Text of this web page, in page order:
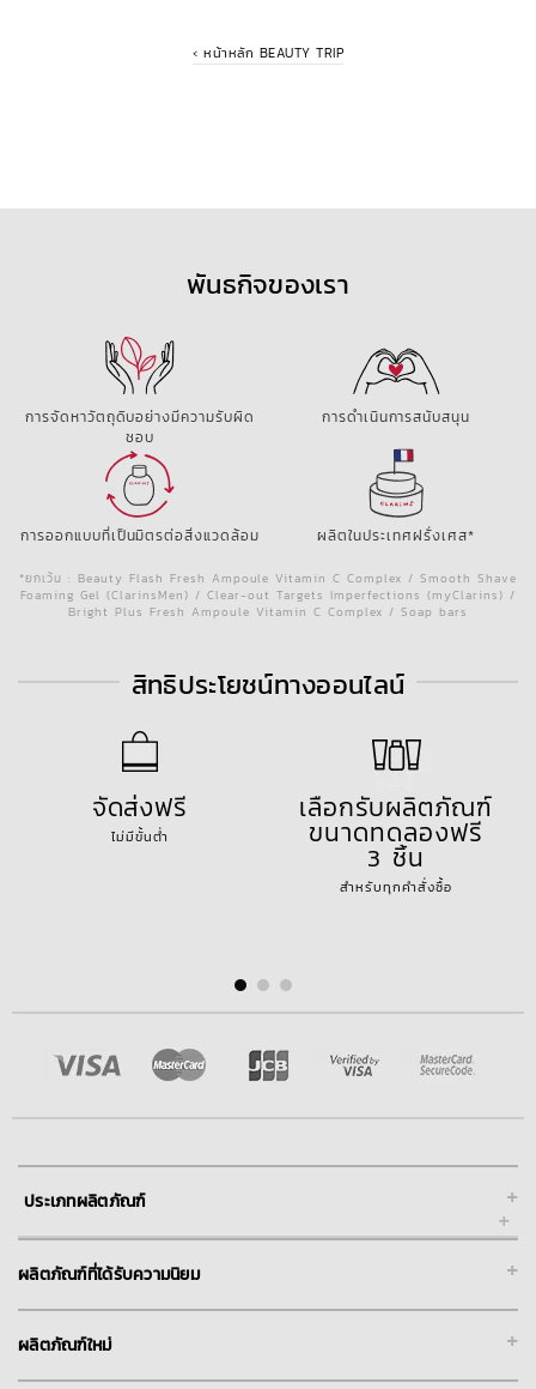
‹ หน้าหลัก BEAUTY TRIP
พันธกิจของเรา
การจัดหาวัตถุดิบอย่างมีความรับผิด
ชอบ
การดำเนินการสนับสนุน
การออกแบบที่เป็นมิตรต่อสิ่งแวดล้อม ผลิตในประเทศฝรั่งเศส*
*ยกเว้น : Beauty Flash Fresh Ampoule Vitamin C Complex / Smooth Shave
Foaming Gel (ClarinsMen) / Clear-out Targets Imperfections (myClarins) /
Bright Plus Fresh Ampoule Vitamin C Complex / Soap bars
สิทธิประโยชน์ทางออนไลน์
จัดส่งฟรี
ไม่มีขั้นต่ำ
เลือกรับผลิตภัณฑ์
ขนาดทดลองฟรี
3 ชิ้น
สำหรับทุกคำสั่งซื้อ
+
ประเภทผลิตภัณฑ์
+
ผลิตภัณฑ์ที่ได้รับความนิยม
+
ผลิตภัณฑ์ใหม่